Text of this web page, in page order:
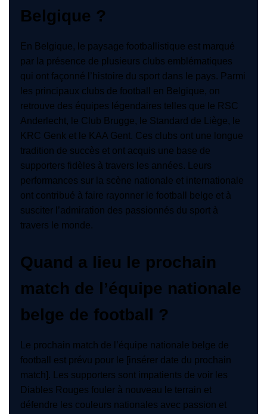
Belgique ?
En Belgique, le paysage footballistique est marqué
par la présence de plusieurs clubs emblématiques
qui ont façonné l’histoire du sport dans le pays. Parmi
les principaux clubs de football en Belgique, on
retrouve des équipes légendaires telles que le RSC
Anderlecht, le Club Brugge, le Standard de Liège, le
KRC Genk et le KAA Gent. Ces clubs ont une longue
tradition de succès et ont acquis une base de
supporters fidèles à travers les années. Leurs
performances sur la scène nationale et internationale
ont contribué à faire rayonner le football belge et à
susciter l’admiration des passionnés du sport à
travers le monde.
Quand a lieu le prochain
match de l’équipe nationale
belge de football ?
Le prochain match de l’équipe nationale belge de
football est prévu pour le [insérer date du prochain
match]. Les supporters sont impatients de voir les
Diables Rouges fouler à nouveau le terrain et
défendre les couleurs nationales avec passion et